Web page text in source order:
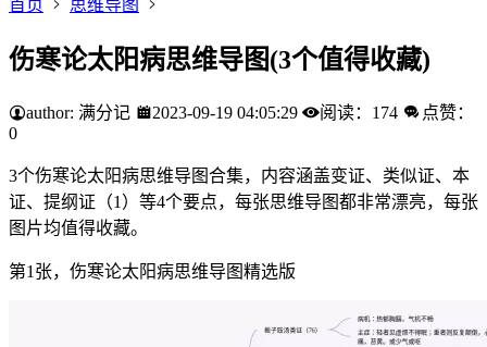
首页 思维导图
伤寒论太阳病思维导图(3个值得收藏)
author: 满分记 2023-09-19 04:05:29 阅读：174
点赞：
0
3个伤寒论太阳病思维导图合集，内容涵盖变证、类似证、本
证、提纲证（1）等4个要点，每张思维导图都非常漂亮，每张
图片均值得收藏。
第1张，伤寒论太阳病思维导图精选版